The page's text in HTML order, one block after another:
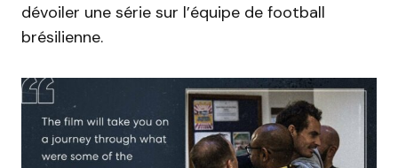
dévoiler une série sur l’équipe de football
brésilienne.